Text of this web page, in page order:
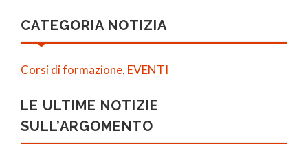
CATEGORIA NOTIZIA
Corsi di formazione, EVENTI
LE ULTIME NOTIZIE
SULL’ARGOMENTO